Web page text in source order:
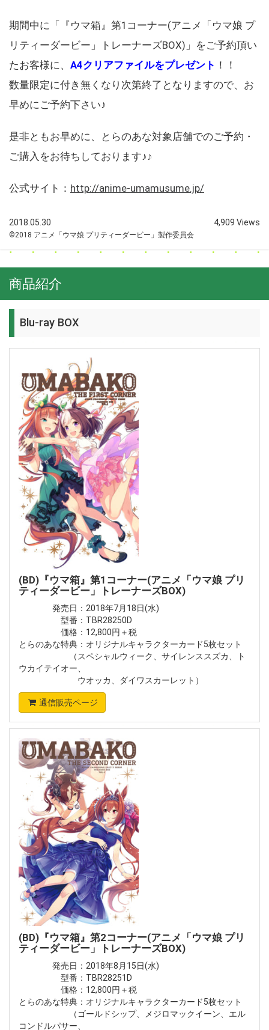
期間中に「『ウマ箱』第1コーナー(アニメ「ウマ娘 プ
リティーダービー」トレーナーズBOX)」をご予約頂い
たお客様に、 A4クリアファイルをプレゼント ！！
数量限定に付き無くなり次第終了となりますので、お
早めにご予約下さい♪
是非ともお早めに、とらのあな対象店舗でのご予約・
ご購入をお待ちしております♪♪
公式サイト： http://anime-umamusume.jp/
2018.05.30 4,909 Views
©2018 アニメ「ウマ娘 プリティーダービー」製作委員会
商品紹介
Blu-ray BOX
(BD)『ウマ箱』第1コーナー(アニメ「ウマ娘 プリ
ティーダービー」トレーナーズBOX)
発売日：2018年7月18日(水)
型番：TBR28250D
価格：12,800円＋税
とらのあな特典：オリジナルキャラクターカード5枚セット
（スペシャルウィーク、サイレンススズカ、ト
ウカイテイオー、
ウオッカ、ダイワスカーレット）
通信販売ページ
(BD)『ウマ箱』第2コーナー(アニメ「ウマ娘 プリ
ティーダービー」トレーナーズBOX)
発売日：2018年8月15日(水)
型番：TBR28251D
価格：12,800円＋税
とらのあな特典：オリジナルキャラクターカード5枚セット
（ゴールドシップ、メジロマックイーン、エル
コンドルパサー、